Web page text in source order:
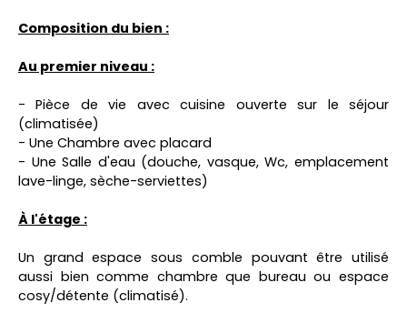
Composition du bien :
Au premier niveau :
- Pièce de vie avec cuisine ouverte sur le séjour
(climatisée)
- Une Chambre avec placard
- Une Salle d'eau (douche, vasque, Wc, emplacement
lave-linge, sèche-serviettes)
À l'étage :
Un grand espace sous comble pouvant être utilisé
aussi bien comme chambre que bureau ou espace
cosy/détente (climatisé).